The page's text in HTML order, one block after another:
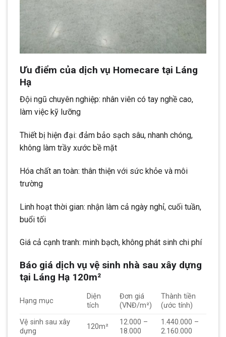
Ưu điểm của dịch vụ Homecare tại Láng
Hạ
Đội ngũ chuyên nghiệp: nhân viên có tay nghề cao,
làm việc kỹ lưỡng
Thiết bị hiện đại: đảm bảo sạch sâu, nhanh chóng,
không làm trầy xước bề mặt
Hóa chất an toàn: thân thiện với sức khỏe và môi
trường
Linh hoạt thời gian: nhận làm cả ngày nghỉ, cuối tuần,
buổi tối
Giá cả cạnh tranh: minh bạch, không phát sinh chi phí
Báo giá dịch vụ vệ sinh nhà sau xây dựng
tại Láng Hạ 120m²
Hạng mục
Diện
tích
Đơn giá
(VNĐ/m²)
Thành tiền
(ước tính)
Vệ sinh sau xây
dựng
120m²
12.000 –
18.000
1.440.000 –
2.160.000